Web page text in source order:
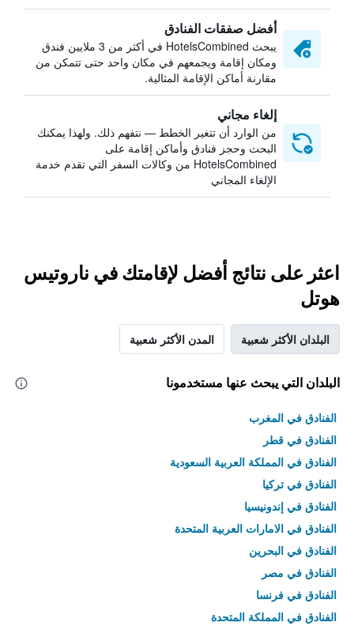
أفضل صفقات الفنادق
يبحث HotelsCombined في أكثر من 3 ملايين فندق
ومكان إقامة ويجمعهم في مكان واحد حتى تتمكن من
مقارنة أماكن الإقامة المثالية.
إلغاء مجاني
من الوارد أن تتغير الخطط — نتفهم ذلك. ولهذا يمكنك
البحث وحجز فنادق وأماكن إقامة على
HotelsCombined من وكالات السفر التي تقدم خدمة
الإلغاء المجاني
اعثر على نتائج أفضل لإقامتك في ناروتيس
هوتل
البلدان الأكثر شعبية المدن الأكثر شعبية
البلدان التي يبحث عنها مستخدمونا
الفنادق في المغرب
الفنادق في قطر
الفنادق في المملكة العربية السعودية
الفنادق في تركيا
الفنادق في إندونيسيا
الفنادق في الامارات العربية المتحدة
الفنادق في البحرين
الفنادق في مصر
الفنادق في فرنسا
الفنادق في المملكة المتحدة